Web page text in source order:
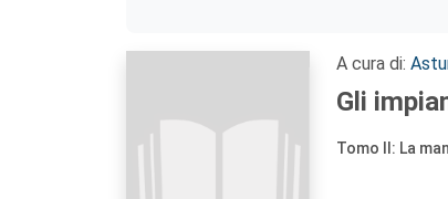
A cura di:
Gli
Tomo II: La